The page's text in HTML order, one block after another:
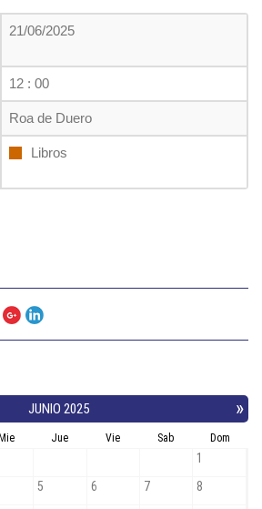
21/06/2025
12 : 00
Roa de Duero
Libros